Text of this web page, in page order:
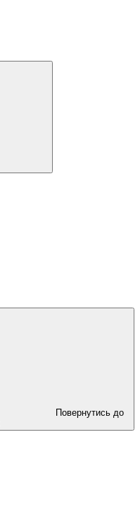
Повернутись до